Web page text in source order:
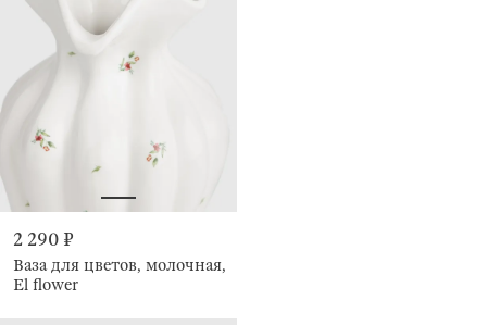
2 290 ₽
Ваза для цветов, молочная,
El flower